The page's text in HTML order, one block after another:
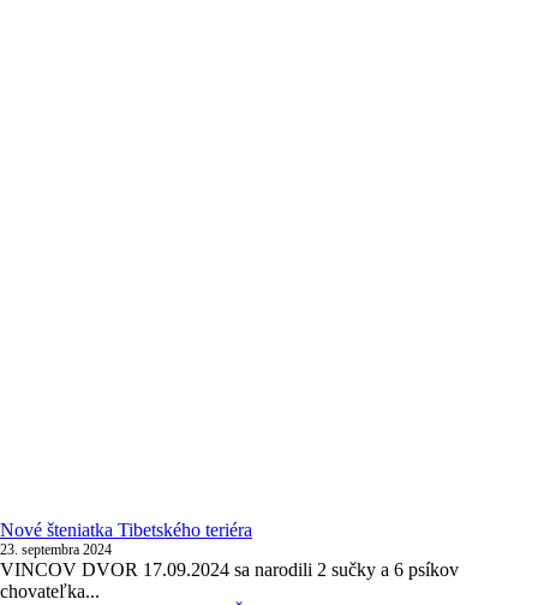
Nové šteniatka Tibetského teriéra
23. septembra 2024
VINCOV DVOR 17.09.2024 sa narodili 2 sučky a 6 psíkov
chovateľka...